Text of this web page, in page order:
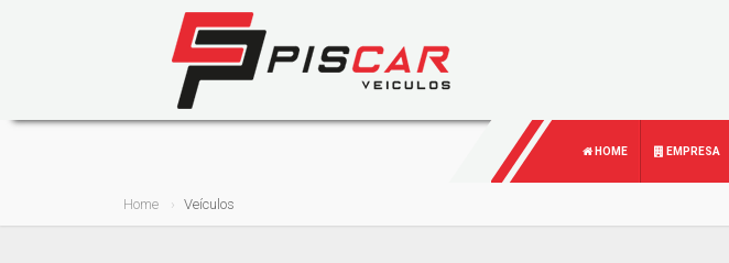
HOME EMPRESA
Home Veículos